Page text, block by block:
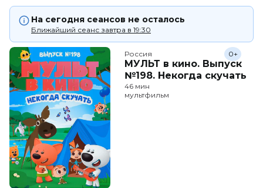
На сегодня сеансов не осталось
Ближайший сеанс завтра в 19:30
Россия
МУЛЬТ в кино. Выпуск
№198. Некогда скучать
0+
46 мин
мультфильм